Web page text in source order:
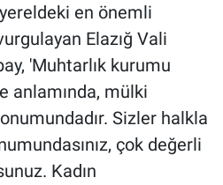
en önemli
Elazığ Vali
'Muhtarlık kurumu
anlamında, mülki
Sizler halkla
çok değerli
Kadın